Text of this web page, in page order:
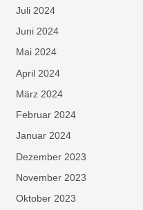
Juli 2024
Juni 2024
Mai 2024
April 2024
März 2024
Februar 2024
Januar 2024
Dezember 2023
November 2023
Oktober 2023